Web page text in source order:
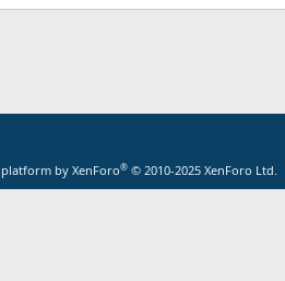
by XenForo® © 2010-2025 XenForo Ltd.